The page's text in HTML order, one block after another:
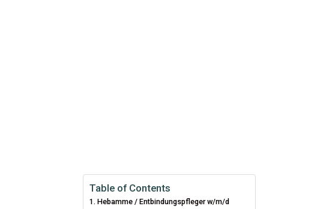
Table of Contents
Hebamme / Entbindungspfleger w/m/d